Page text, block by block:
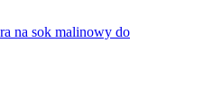
na sok malinowy do